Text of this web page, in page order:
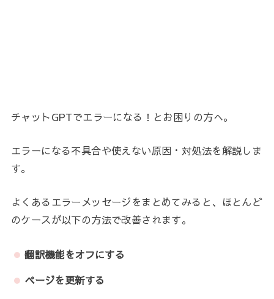
チャットGPTでエラーになる！とお困りの方へ。
エラーになる不具合や使えない原因・対処法を解説しま
す。
よくあるエラーメッセージをまとめてみると、ほとんど
のケースが以下の方法で改善されます。
翻訳機能をオフにする
ページを更新する